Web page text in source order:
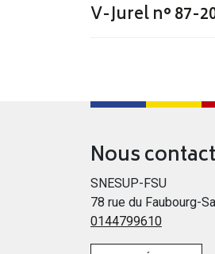
V-Jurel n° 87-
Nous
SNESUP-FSU
78 rue du Faubourg-
0144799610